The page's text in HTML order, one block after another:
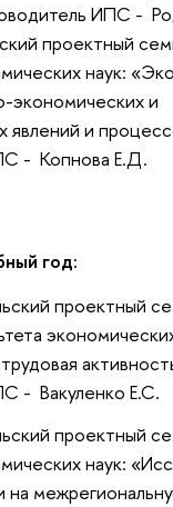
ИПС -
проектный
наук:
экономических и
явлений и
- Копнова Е.Д.
год:
проектный
- Вакуленко Е.С.
проектный
наук:
на